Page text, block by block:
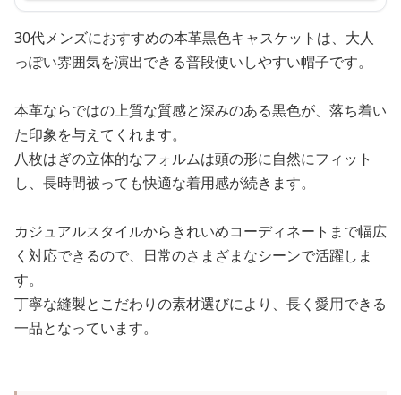
30代メンズにおすすめの本革黒色キャスケットは、大人
っぽい雰囲気を演出できる普段使いしやすい帽子です。
本革ならではの上質な質感と深みのある黒色が、落ち着い
た印象を与えてくれます。
八枚はぎの立体的なフォルムは頭の形に自然にフィット
し、長時間被っても快適な着用感が続きます。
カジュアルスタイルからきれいめコーディネートまで幅広
く対応できるので、日常のさまざまなシーンで活躍しま
す。
丁寧な縫製とこだわりの素材選びにより、長く愛用できる
一品となっています。